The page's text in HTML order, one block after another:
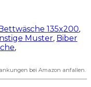
135x200,
Muster, Biber
,
bei Amazon anfallen.